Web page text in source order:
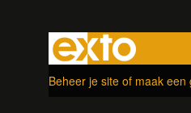
Beheer je site of maak een